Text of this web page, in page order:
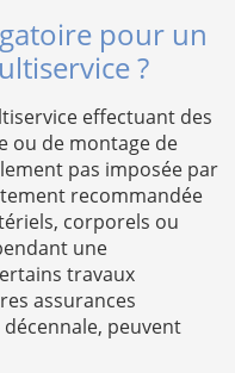
pour un
?
effectuant des
ou de montage de
pas imposée par
recommandée
corporels ou
une
travaux
assurances
peuvent